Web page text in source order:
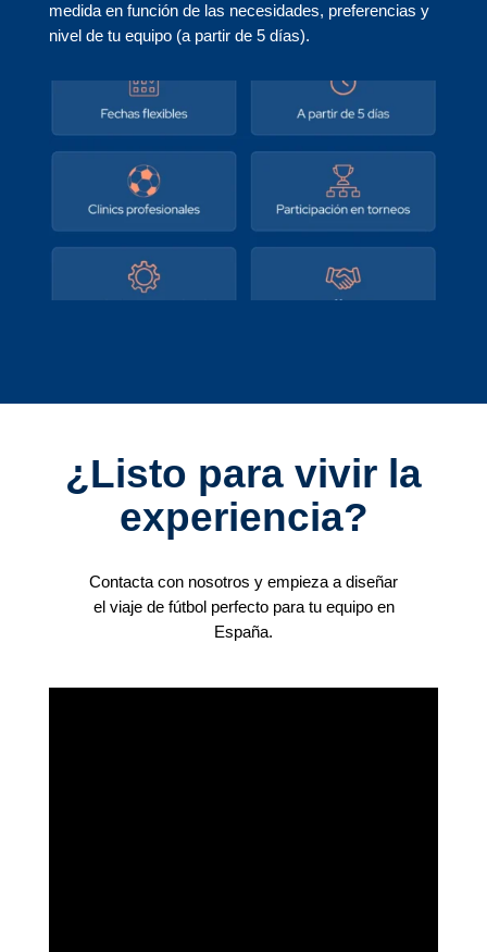
medida en función de las necesidades, preferencias y
nivel de tu equipo (a partir de 5 días).
¿Listo para vivir la
experiencia?
Contacta con nosotros y empieza a diseñar
el viaje de fútbol perfecto para tu equipo en
España.